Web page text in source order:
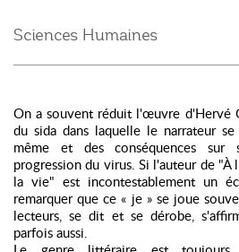
Sciences Humaines
On a souvent réduit l'œuvre d'Hervé
du sida dans laquelle le narrateur
même et des conséquences
progression du virus. Si l'auteur de "À
la vie" est incontestablement un
remarquer que ce « je » se joue
lecteurs, se dit et se dérobe,
parfois aussi.